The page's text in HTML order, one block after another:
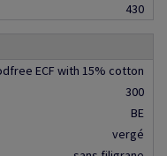
430
ECF with 15% cotton
300
BE
vergé